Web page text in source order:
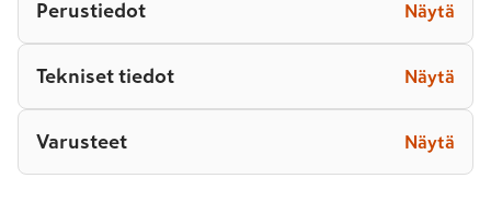
Perustiedot Näytä
Tekniset tiedot Näytä
Varusteet Näytä